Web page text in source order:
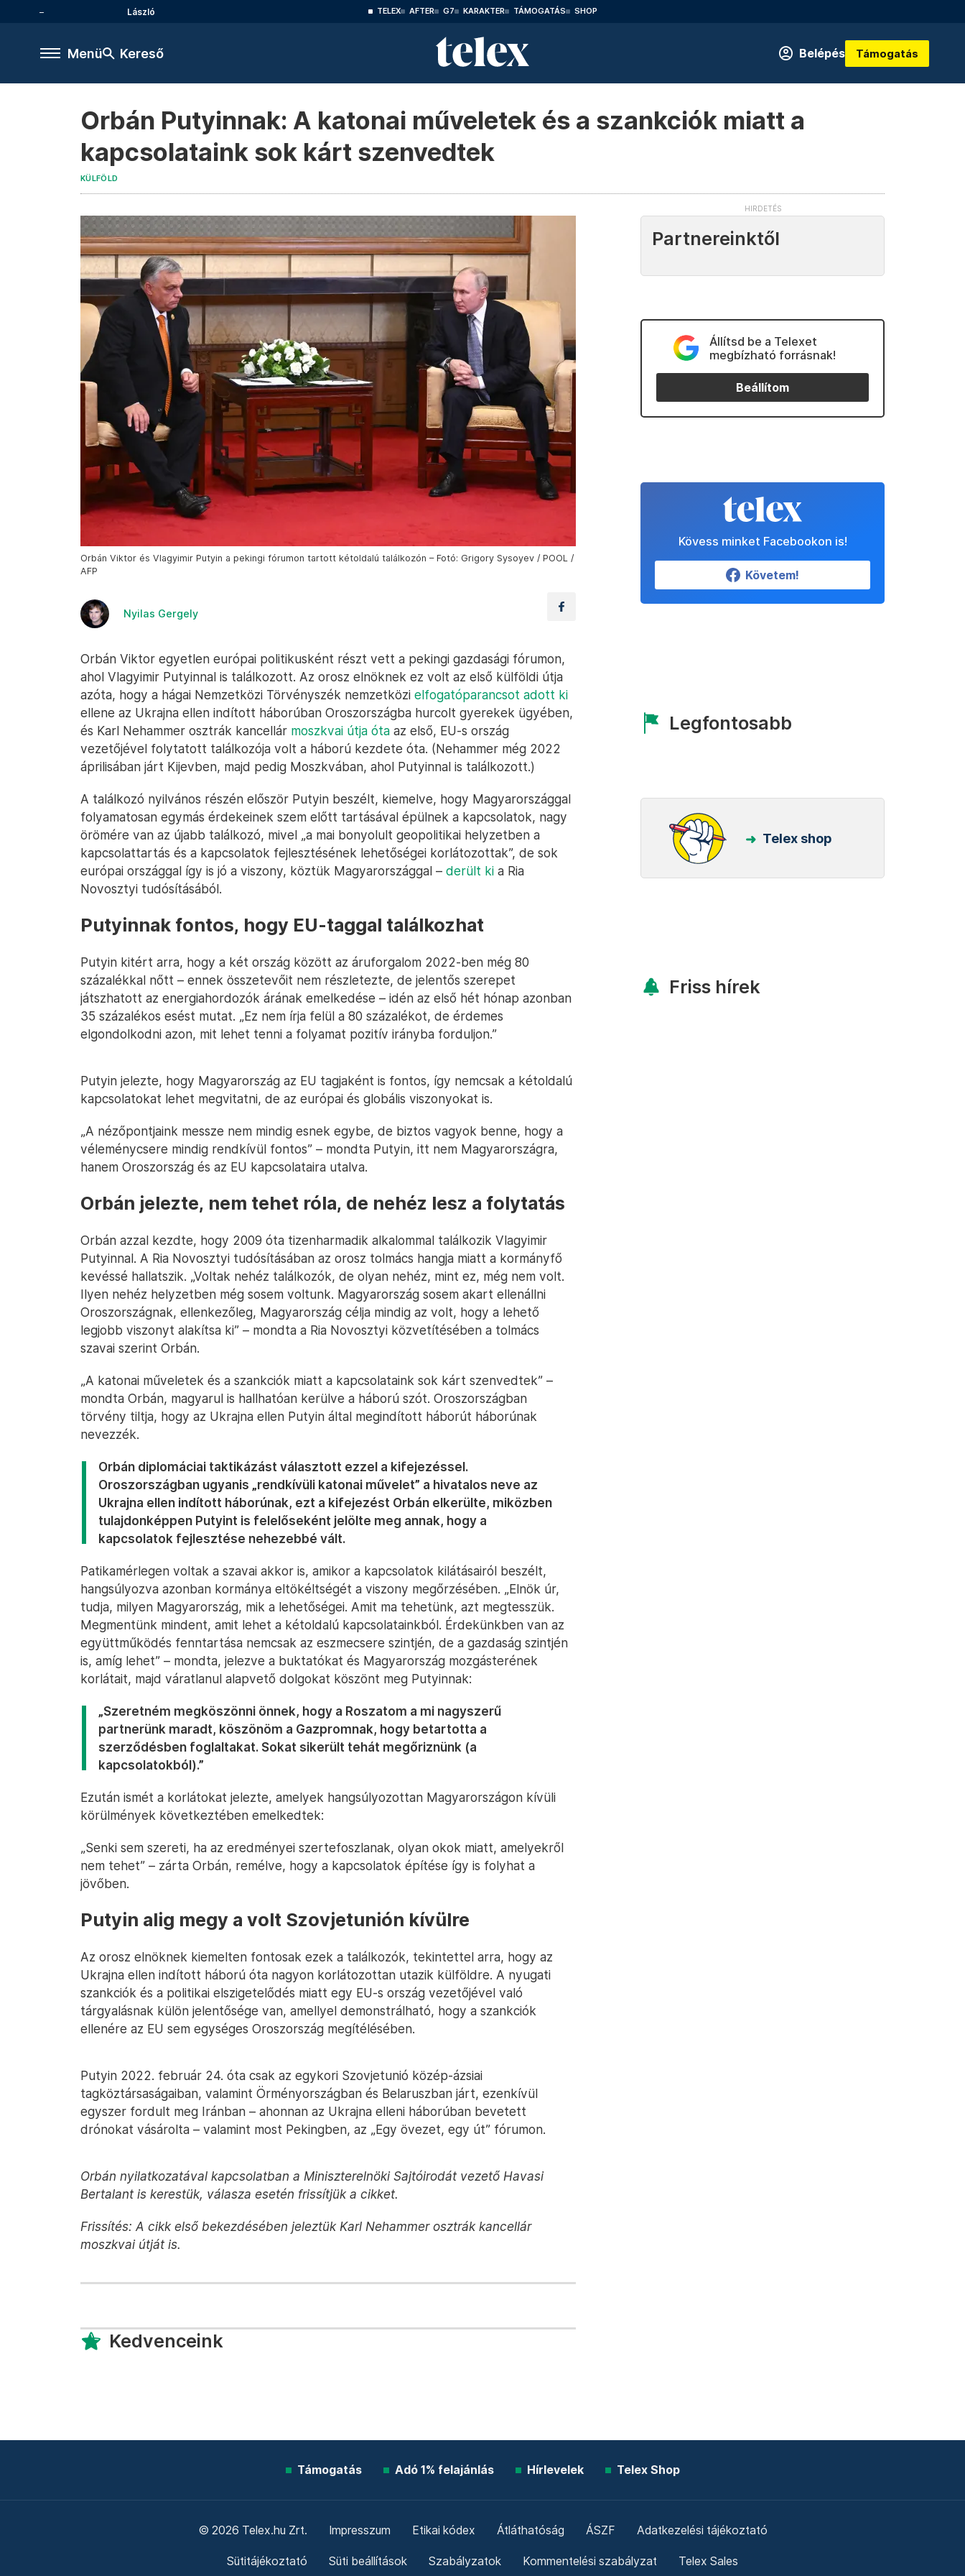
László TELEX AFTER G7 KARAKTER TÁMOGATÁS SHOP
Menü Kereső Belépés Támogatás
Orbán Putyinnak: A katonai műveletek és a szankciók miatt a
kapcsolataink sok kárt szenvedtek
KÜLFÖLD
Orbán Viktor és Vlagyimir Putyin a pekingi fórumon tartott kétoldalú találkozón – Fotó: Grigory Sysoyev / POOL /
AFP
Nyilas Gergely
Orbán Viktor egyetlen európai politikusként részt vett a pekingi gazdasági fórumon,
ahol Vlagyimir Putyinnal is találkozott. Az orosz elnöknek ez volt az első külföldi útja
azóta, hogy a hágai Nemzetközi Törvényszék nemzetközi elfogatóparancsot adott ki
ellene az Ukrajna ellen indított háborúban Oroszországba hurcolt gyerekek ügyében,
és Karl Nehammer osztrák kancellár moszkvai útja óta az első, EU-s ország
vezetőjével folytatott találkozója volt a háború kezdete óta. (Nehammer még 2022
áprilisában járt Kijevben, majd pedig Moszkvában, ahol Putyinnal is találkozott.)
A találkozó nyilvános részén először Putyin beszélt, kiemelve, hogy Magyarországgal
folyamatosan egymás érdekeinek szem előtt tartásával épülnek a kapcsolatok, nagy
örömére van az újabb találkozó, mivel „a mai bonyolult geopolitikai helyzetben a
kapcsolattartás és a kapcsolatok fejlesztésének lehetőségei korlátozottak”, de sok
európai országgal így is jó a viszony, köztük Magyarországgal – derült ki a Ria
Novosztyi tudósításából.
Putyinnak fontos, hogy EU-taggal találkozhat
Putyin kitért arra, hogy a két ország között az áruforgalom 2022-ben még 80
százalékkal nőtt – ennek összetevőit nem részletezte, de jelentős szerepet
játszhatott az energiahordozók árának emelkedése – idén az első hét hónap azonban
35 százalékos esést mutat. „Ez nem írja felül a 80 százalékot, de érdemes
elgondolkodni azon, mit lehet tenni a folyamat pozitív irányba forduljon.”
Putyin jelezte, hogy Magyarország az EU tagjaként is fontos, így nemcsak a kétoldalú
kapcsolatokat lehet megvitatni, de az európai és globális viszonyokat is.
„A nézőpontjaink messze nem mindig esnek egybe, de biztos vagyok benne, hogy a
véleménycsere mindig rendkívül fontos” – mondta Putyin, itt nem Magyarországra,
hanem Oroszország és az EU kapcsolataira utalva.
Orbán jelezte, nem tehet róla, de nehéz lesz a folytatás
Orbán azzal kezdte, hogy 2009 óta tizenharmadik alkalommal találkozik Vlagyimir
Putyinnal. A Ria Novosztyi tudósításában az orosz tolmács hangja miatt a kormányfő
kevéssé hallatszik. „Voltak nehéz találkozók, de olyan nehéz, mint ez, még nem volt.
Ilyen nehéz helyzetben még sosem voltunk. Magyarország sosem akart ellenállni
Oroszországnak, ellenkezőleg, Magyarország célja mindig az volt, hogy a lehető
legjobb viszonyt alakítsa ki” – mondta a Ria Novosztyi közvetítésében a tolmács
szavai szerint Orbán.
„A katonai műveletek és a szankciók miatt a kapcsolataink sok kárt szenvedtek” –
mondta Orbán, magyarul is hallhatóan kerülve a háború szót. Oroszországban
törvény tiltja, hogy az Ukrajna ellen Putyin által megindított háborút háborúnak
nevezzék.
Orbán diplomáciai taktikázást választott ezzel a kifejezéssel.
Oroszországban ugyanis „rendkívüli katonai művelet” a hivatalos neve az
Ukrajna ellen indított háborúnak, ezt a kifejezést Orbán elkerülte, miközben
tulajdonképpen Putyint is felelőseként jelölte meg annak, hogy a
kapcsolatok fejlesztése nehezebbé vált.
Patikamérlegen voltak a szavai akkor is, amikor a kapcsolatok kilátásairól beszélt,
hangsúlyozva azonban kormánya eltökéltségét a viszony megőrzésében. „Elnök úr,
tudja, milyen Magyarország, mik a lehetőségei. Amit ma tehetünk, azt megtesszük.
Megmentünk mindent, amit lehet a kétoldalú kapcsolatainkból. Érdekünkben van az
együttműködés fenntartása nemcsak az eszmecsere szintjén, de a gazdaság szintjén
is, amíg lehet” – mondta, jelezve a buktatókat és Magyarország mozgásterének
korlátait, majd váratlanul alapvető dolgokat köszönt meg Putyinnak:
„Szeretném megköszönni önnek, hogy a Roszatom a mi nagyszerű
partnerünk maradt, köszönöm a Gazpromnak, hogy betartotta a
szerződésben foglaltakat. Sokat sikerült tehát megőriznünk (a
kapcsolatokból).”
Ezután ismét a korlátokat jelezte, amelyek hangsúlyozottan Magyarországon kívüli
körülmények következtében emelkedtek:
„Senki sem szereti, ha az eredményei szertefoszlanak, olyan okok miatt, amelyekről
nem tehet” – zárta Orbán, remélve, hogy a kapcsolatok építése így is folyhat a
jövőben.
Putyin alig megy a volt Szovjetunión kívülre
Az orosz elnöknek kiemelten fontosak ezek a találkozók, tekintettel arra, hogy az
Ukrajna ellen indított háború óta nagyon korlátozottan utazik külföldre. A nyugati
szankciók és a politikai elszigetelődés miatt egy EU-s ország vezetőjével való
tárgyalásnak külön jelentősége van, amellyel demonstrálható, hogy a szankciók
ellenére az EU sem egységes Oroszország megítélésében.
Putyin 2022. február 24. óta csak az egykori Szovjetunió közép-ázsiai
tagköztársaságaiban, valamint Örményországban és Belaruszban járt, ezenkívül
egyszer fordult meg Iránban – ahonnan az Ukrajna elleni háborúban bevetett
drónokat vásárolta – valamint most Pekingben, az „Egy övezet, egy út” fórumon.
Orbán nyilatkozatával kapcsolatban a Miniszterelnöki Sajtóirodát vezető Havasi
Bertalant is kerestük, válasza esetén frissítjük a cikket.
Frissítés: A cikk első bekezdésében jeleztük Karl Nehammer osztrák kancellár
moszkvai útját is.
Kedvenceink
Partnereinktől
Állítsd be a Telexet
megbízható forrásnak!
Beállítom
Kövess minket Facebookon is!
Követem!
Legfontosabb
Telex shop
Friss hírek
Támogatás Adó 1% felajánlás Hírlevelek Telex Shop
© 2026 Telex.hu Zrt. Impresszum Etikai kódex Átláthatóság ÁSZF Adatkezelési tájékoztató
Sütitájékoztató Süti beállítások Szabályzatok Kommentelési szabályzat Telex Sales